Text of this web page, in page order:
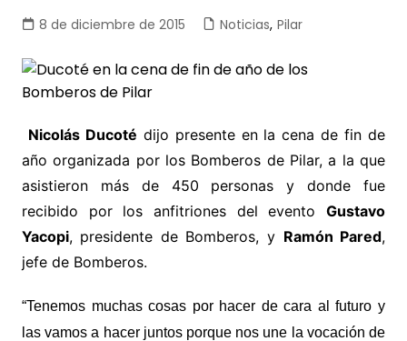
8 de diciembre de 2015 Noticias, Pilar
Nicolás Ducoté dijo presente en la cena de fin de
año organizada por los Bomberos de Pilar, a la que
asistieron más de 450 personas y donde fue
recibido por los anfitriones del eventoGustavo
Yacopi, presidente de Bomberos, y Ramón Pared,
jefe de Bomberos.
“Tenemos muchas cosas por hacer de cara al futuro y
las vamos a hacer juntos porque nos une la vocación de